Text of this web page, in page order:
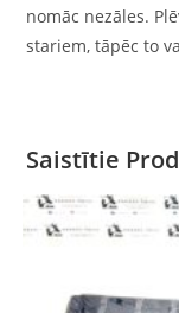
nomāc nezāles.
stariem, tāpēc to
Saistītie